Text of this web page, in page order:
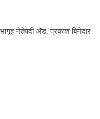
नेतेपदी अ‍ॅड. प्रकाश बिनेदार